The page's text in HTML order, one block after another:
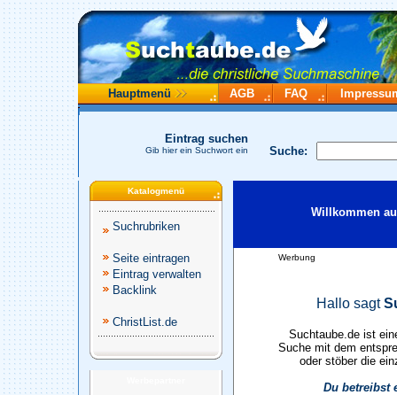
Hauptmenü AGB FAQ
Suche:
Eintrag suchen
Gib hier ein Suchwort ein
Katalogmenü
Suchrubriken
Seite eintragen
Eintrag verwalten
Backlink
ChristList.de
Willkommen
Werbung
Hallo sagt
Suchtaube.de ist
Suche mit dem
oder stöber die
Du betreibst